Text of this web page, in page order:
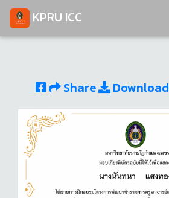
KPRU ICC
Share Download